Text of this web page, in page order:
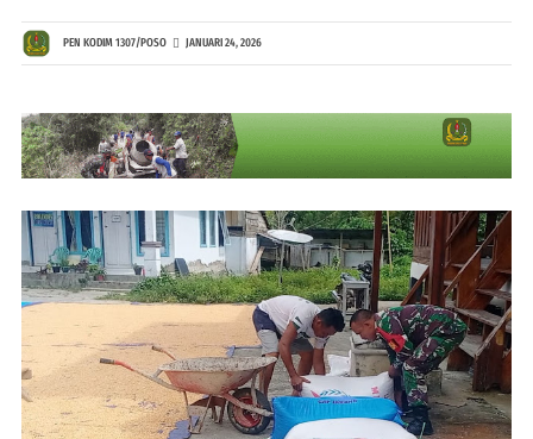
PEN KODIM 1307/POSO JANUARI 24, 2026